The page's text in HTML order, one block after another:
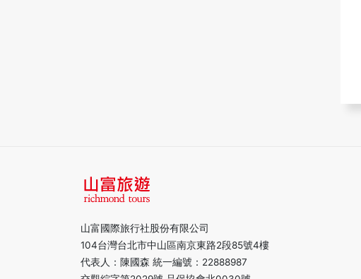
山富國際旅行社股份有限公司
104台灣台北市中山區南京東路2段85號4樓
代表人：陳國森 統一編號：22888987